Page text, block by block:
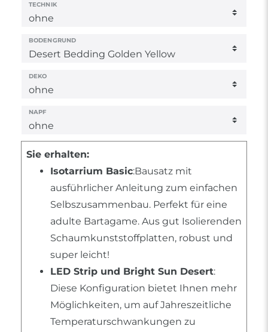
TECHNIK
BODENGRUND
DEKO
NAPF
Sie erhalten:
Isotarrium Basic:Bausatz mit
ausführlicher Anleitung zum einfachen
Selbszusammenbau. Perfekt für eine
adulte Bartagame. Aus gut Isolierenden
Schaumkunststoffplatten, robust und
super leicht!
LED Strip und Bright Sun Desert:
Diese Konfiguration bietet Ihnen mehr
Möglichkeiten, um auf Jahreszeitliche
Temperaturschwankungen zu